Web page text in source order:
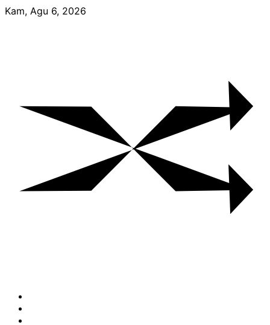
Skip
Kam, Agu 6, 2026